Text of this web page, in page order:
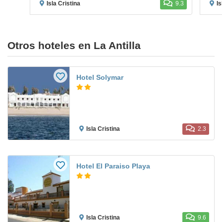
Isla Cristina 9.3
Otros hoteles en La Antilla
Hotel Solymar
Isla Cristina 2.3
Hotel El Paraiso Playa
Isla Cristina 9.6